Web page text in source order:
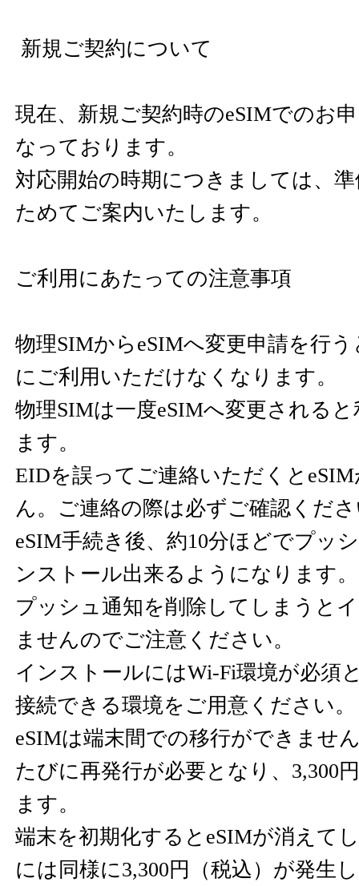
新規ご契約について
現在、新規ご契約時のeSIMでのお
なっております。
対応開始の時期につきましては、
ためてご案内いたします。
ご利用にあたっての注意事項
物理SIMからeSIMへ変更申請を行
にご利用いただけなくなります。
物理SIMは一度eSIMへ変更される
ます。
EIDを誤ってご連絡いただくと
ん。ご連絡の際は必ずご確認くだ
eSIM手続き後、約10分ほどでプッ
ンストール出来るようになります。
プッシュ通知を削除してしまうと
ませんのでご注意ください。
インストールにはWi-Fi環境が必須
接続できる環境をご用意ください。
eSIMは端末間での移行ができませ
たびに再発行が必要となり、3,300
ます。
端末を初期化するとeSIMが消えて
には同様に3,300円（税込）が発生